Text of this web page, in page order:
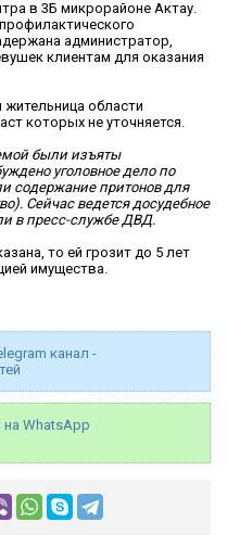
в 3Б микрорайоне Актау.
администратор,
клиентам для оказания
жительница области
которых не уточняется.
были изъяты
уголовное дело по
содержание притонов для
Сейчас ведется досудебное
в пресс-службе ДВД.
то ей грозит до 5 лет
имущества.
канал -
WhatsApp